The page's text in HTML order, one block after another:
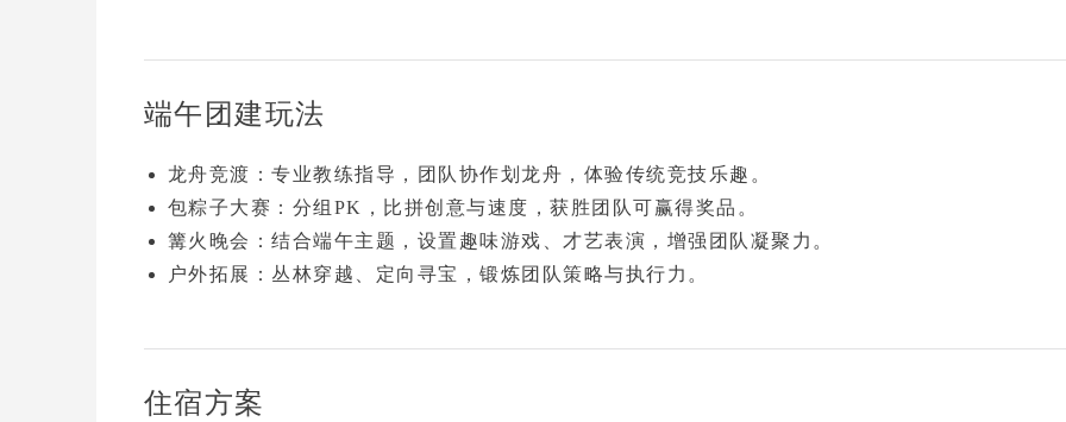
端午团建玩法
龙舟竞渡 ：专业教练指导，团队协作划龙舟，体验传统竞技乐趣。
包粽子大赛 ：分组PK，比拼创意与速度，获胜团队可赢得奖品。
篝火晚会 ：结合端午主题，设置趣味游戏、才艺表演，增强团队凝聚力。
户外拓展 ：丛林穿越、定向寻宝，锻炼团队策略与执行力。
住宿方案